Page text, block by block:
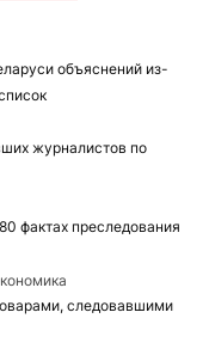
объяснений из-
журналистов по
фактах преследования
следовавшими